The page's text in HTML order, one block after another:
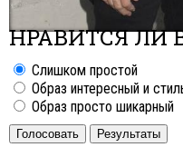
НРАВИТСЯ ЛИ
Слишком простой
Образ интересный и
Образ просто шикарный
Голосовать Результаты